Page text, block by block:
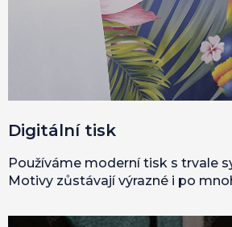
Digitální tisk
Používáme moderní tisk s trvale
Motivy zůstávají výrazné i po